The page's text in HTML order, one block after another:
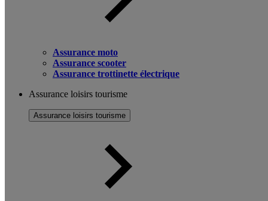
Assurance moto
Assurance scooter
Assurance trottinette électrique
Assurance loisirs tourisme
Assurance loisirs tourisme